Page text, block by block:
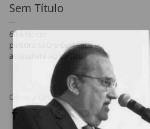
Sem Título
60 x 60 cm
pintura sobre cerâmica
assinatura ao centro
Compartilhar